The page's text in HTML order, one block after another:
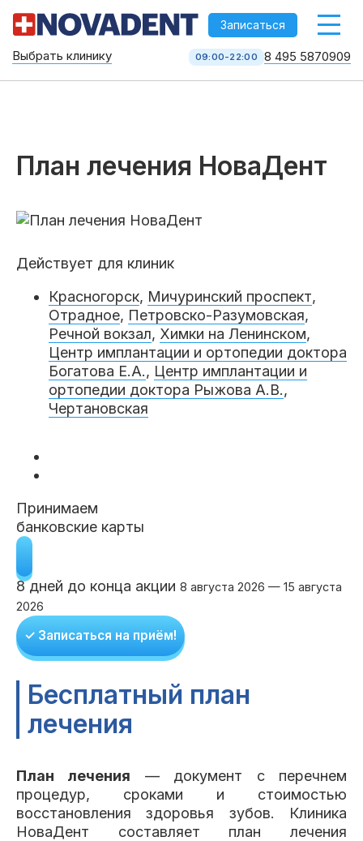
-->
Записаться
Услуги
Имплантация Протезирование
стоматология
Диагностика Лечение десен
Клиники
Отзывы
Пациентам
Пациентам База знаний Публикации
Выбрать клинику 09:00-22:00 8 495 5870909
План лечения НоваДент
Действует для клиник
Красногорск, Мичуринский проспект,
Отрадное, Петровско-Разумовская,
Речной вокзал, Химки на Ленинском,
Центр имплантации и ортопедии доктора
Богатова Е.А., Центр имплантации и
ортопедии доктора Рыжова А.В.,
Чертановская
Принимаем
банковские карты
8 дней до конца акции 8 августа 2026 — 15 августа
2026
✓ Записаться на приём!
Бесплатный план
лечения
План лечения — документ с перечнем
процедур, сроками и стоимостью
восстановления здоровья зубов. Клиника
НоваДент составляет план лечения